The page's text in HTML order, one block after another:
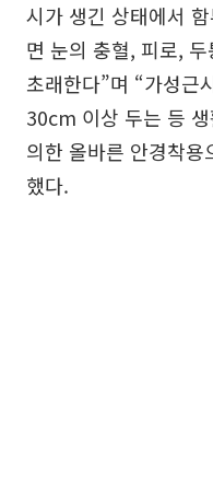
시가 생긴 상태에서
면 눈의 충혈, 피로,
초래한다”며 “가성근
30cm 이상 두는 등
의한 올바른 안경착
했다.